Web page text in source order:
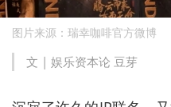
图片来源：瑞幸咖啡官方微博
文 | 娱乐资本论 豆芽